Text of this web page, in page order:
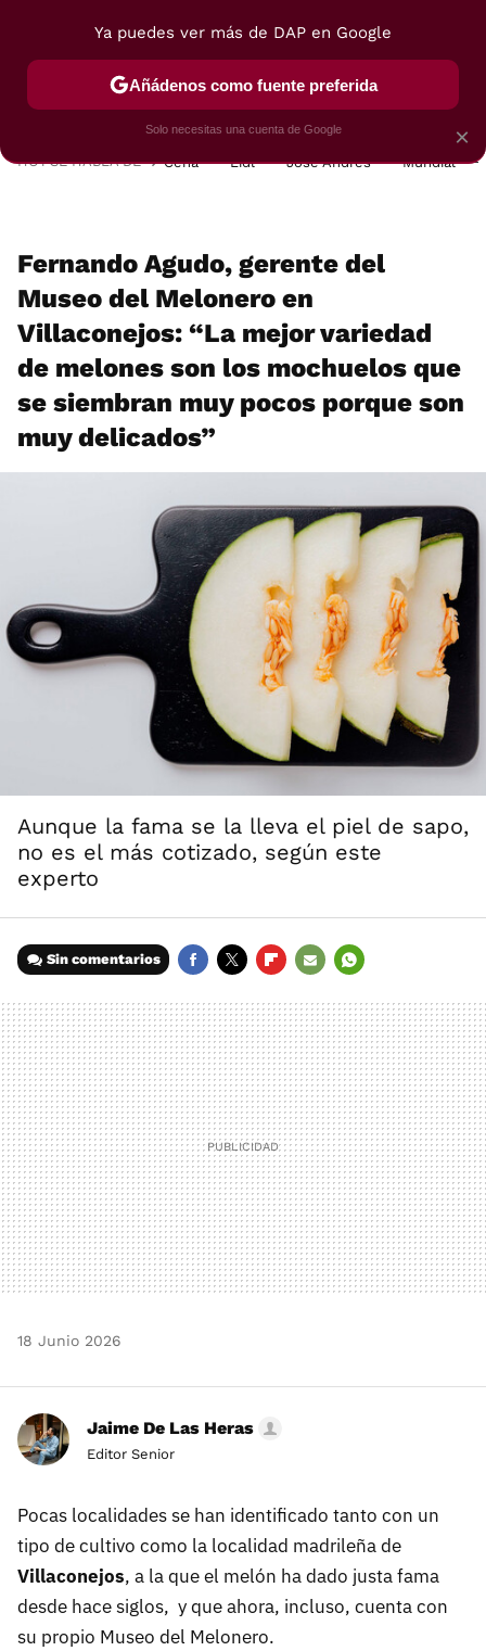
POSTRES VIAJES SELECCIÓN VEGUI
HOY SE HABLA DE Cena Lidl José Andrés Mundial
Fernando Agudo, gerente del
Museo del Melonero en
Villaconejos: “La mejor variedad
de melones son los mochuelos que
se siembran muy pocos porque son
muy delicados”
Aunque la fama se la lleva el piel de sapo,
no es el más cotizado, según este
experto
Sin comentarios
MAIL
18 Junio 2026
Jaime De Las Heras
Editor Senior
Pocas localidades se han identificado tanto con un
tipo de cultivo como la localidad madrileña de
Villaconejos, a la que el melón ha dado justa fama
desde hace siglos, y que ahora, incluso, cuenta con
su propio Museo del Melonero.
×
Ya puedes ver más de DAP en Google
Añádenos como fuente preferida
Solo necesitas una cuenta de Google